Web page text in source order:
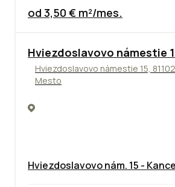
od 3,50 € m²/mes.
ODPORÚČAME
Hviezdoslavovo námestie
Hviezdoslavovo námestie 15,
Mesto
Hviezdoslavovo nám. 15 -